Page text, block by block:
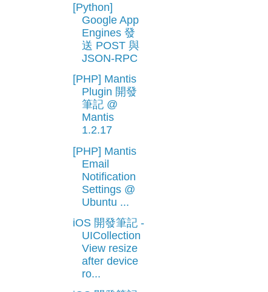
[Python]
Google App
Engines 發
送 POST 與
JSON-RPC
[PHP] Mantis
Plugin 開發
筆記 @
Mantis
1.2.17
[PHP] Mantis
Email
Notification
Settings @
Ubuntu ...
iOS 開發筆記 -
UICollection
View resize
after device
ro...